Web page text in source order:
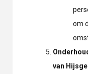
om
van